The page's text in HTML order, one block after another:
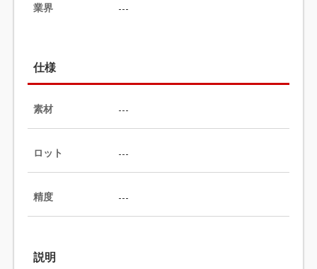
業界 ---
仕様
素材 ---
ロット ---
精度 ---
説明